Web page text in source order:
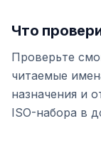
Что
Проверьте
читаемые
назначения и
ISO-набора в